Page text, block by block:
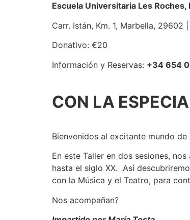
Escuela Universitaria Les Roches,
Carr. Istán, Km. 1, Marbella, 29602 |
Donativo: €20
Información y Reservas: +34 654
CON LA
Bienvenidos al excitante mundo de
En este Taller en dos sesiones,
hasta el siglo XX. Así
con la Música y el Teatro, para
Nos acompañan?